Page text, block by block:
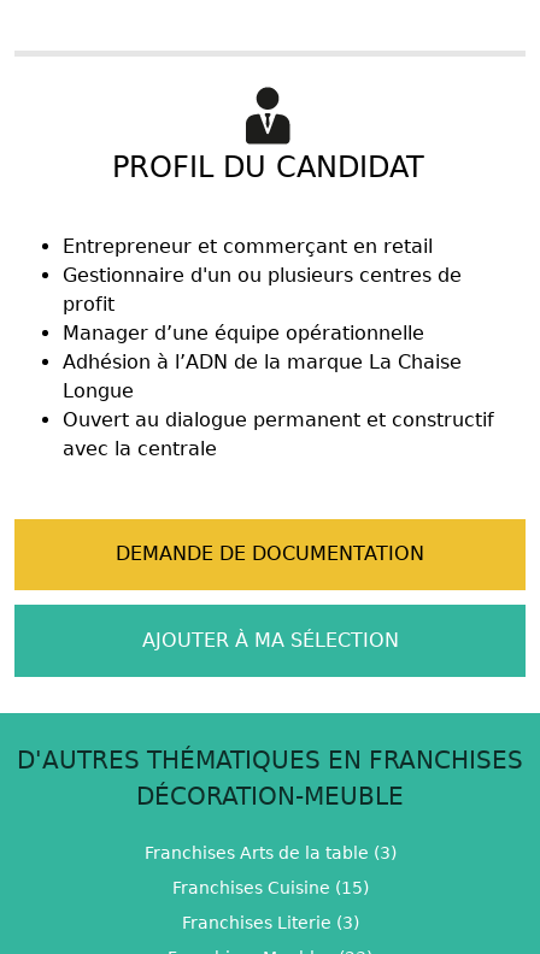
PROFIL DU CANDIDAT
Entrepreneur et commerçant en retail
Gestionnaire d'un ou plusieurs centres de
profit
Manager d’une équipe opérationnelle
Adhésion à l’ADN de la marque La Chaise
Longue
Ouvert au dialogue permanent et constructif
avec la centrale
DEMANDE DE DOCUMENTATION
AJOUTER À MA SÉLECTION
D'AUTRES THÉMATIQUES EN FRANCHISES
DÉCORATION-MEUBLE
Franchises Arts de la table (3)
Franchises Cuisine (15)
Franchises Literie (3)